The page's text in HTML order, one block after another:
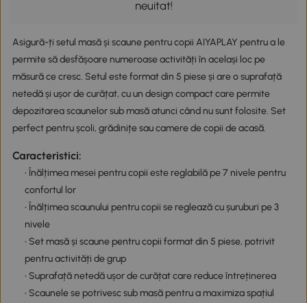
neuitat!
Asigură-ți setul masă și scaune pentru copii AIYAPLAY pentru a le
permite să desfășoare numeroase activități în același loc pe
măsură ce cresc. Setul este format din 5 piese și are o suprafață
netedă și ușor de curățat, cu un design compact care permite
depozitarea scaunelor sub masă atunci când nu sunt folosite. Set
perfect pentru școli, grădinițe sau camere de copii de acasă.
Caracteristici:
• Înălțimea mesei pentru copii este reglabilă pe 7 nivele pentru
confortul lor
• Înălțimea scaunului pentru copii se reglează cu șuruburi pe 3
nivele
• Set masă și scaune pentru copii format din 5 piese, potrivit
pentru activități de grup
• Suprafață netedă ușor de curățat care reduce întreținerea
• Scaunele se potrivesc sub masă pentru a maximiza spațiul